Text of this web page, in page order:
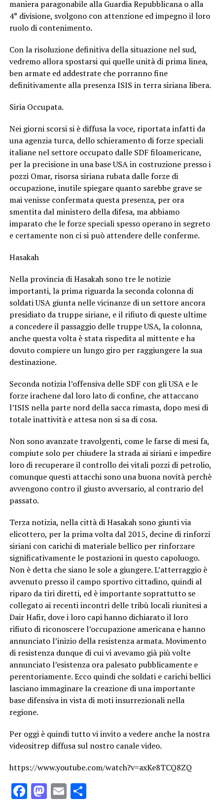
maniera paragonabile alla Guardia Repubblicana o alla
4° divisione, svolgono con attenzione ed impegno il loro
ruolo di contenimento.
Con la risoluzione definitiva della situazione nel sud,
vedremo allora spostarsi qui quelle unità di prima linea,
ben armate ed addestrate che porranno fine
definitivamente alla presenza ISIS in terra siriana libera.
Siria Occupata.
Nei giorni scorsi si è diffusa la voce, riportata infatti da
una agenzia turca, dello schieramento di forze speciali
italiane nel settore occupato dalle SDF filoamericane,
per la precisione in una base USA in costruzione presso i
pozzi Omar, risorsa siriana rubata dalle forze di
occupazione, inutile spiegare quanto sarebbe grave se
mai venisse confermata questa presenza, per ora
smentita dal ministero della difesa, ma abbiamo
imparato che le forze speciali spesso operano in segreto
e certamente non ci si può attendere delle conferme.
Hasakah
Nella provincia di Hasakah sono tre le notizie
importanti, la prima riguarda la seconda colonna di
soldati USA giunta nelle vicinanze di un settore ancora
presidiato da truppe siriane, e il rifiuto di queste ultime
a concedere il passaggio delle truppe USA, la colonna,
anche questa volta è stata rispedita al mittente e ha
dovuto compiere un lungo giro per raggiungere la sua
destinazione.
Seconda notizia l’offensiva delle SDF con gli USA e le
forze irachene dal loro lato di confine, che attaccano
l’ISIS nella parte nord della sacca rimasta, dopo mesi di
totale inattività e attesa non si sa di cosa.
Non sono avanzate travolgenti, come le farse di mesi fa,
compiute solo per chiudere la strada ai siriani e impedire
loro di recuperare il controllo dei vitali pozzi di petrolio,
comunque questi attacchi sono una buona novità perchè
avvengono contro il giusto avversario, al contrario del
passato.
Terza notizia, nella città di Hasakah sono giunti via
elicottero, per la prima volta dal 2015, decine di rinforzi
siriani con carichi di materiale bellico per rinforzare
significativamente le postazioni in questo capoluogo.
Non è detta che siano le sole a giungere. L’atterraggio è
avvenuto presso il campo sportivo cittadino, quindi al
riparo da tiri diretti, ed è importante soprattutto se
collegato ai recenti incontri delle tribù locali riunitesi a
Dair Hafir, dove i loro capi hanno dichiarato il loro
rifiuto di riconoscere l’occupazione americana e hanno
annunciato l’inizio della resistenza armata. Movimento
di resistenza dunque di cui vi avevamo già più volte
annunciato l’esistenza ora palesato pubblicamente e
perentoriamente. Ecco quindi che soldati e carichi bellici
lasciano immaginare la creazione di una importante
base difensiva in vista di moti insurrezionali nella
regione.
Per oggi è quindi tutto vi invito a vedere anche la nostra
videositrep diffusa sul nostro canale video.
https://www.youtube.com/watch?v=axKe8TCQ8ZQ
Facebook
Mastodon
EmailCondividi